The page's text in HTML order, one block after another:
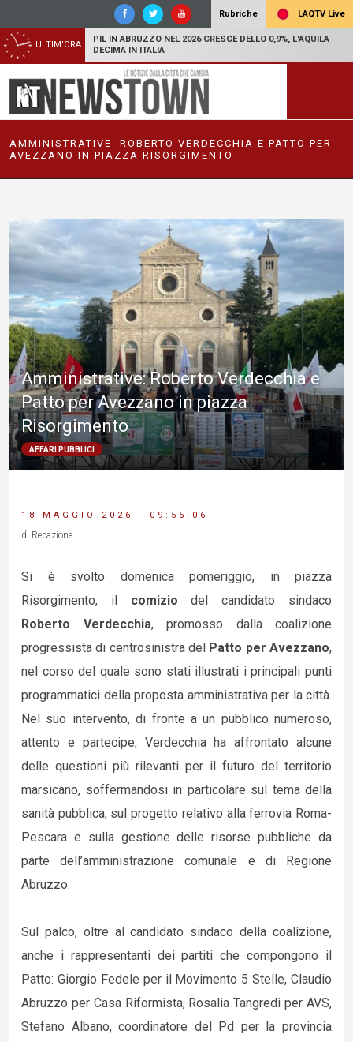
Rubriche LAQTV Live
ULTIM'ORA
PIL IN ABRUZZO NEL 2026 CRESCE DELLO 0,9%, L'AQUILA
DECIMA IN ITALIA
AMMINISTRATIVE: ROBERTO VERDECCHIA E PATTO PER
AVEZZANO IN PIAZZA RISORGIMENTO
Amministrative: Roberto Verdecchia e
Patto per Avezzano in piazza
Risorgimento
AFFARI PUBBLICI
18 MAGGIO 2026 - 09:55:06
di Redazione
Si è svolto domenica pomeriggio, in piazza
Risorgimento, il comiziodel candidato sindaco
Roberto Verdecchia, promosso dalla coalizione
progressista di centrosinistra del Patto per Avezzano,
nel corso del quale sono stati illustrati i principali punti
programmatici della proposta amministrativa per la città.
Nel suo intervento, di fronte a un pubblico numeroso,
attento e partecipe, Verdecchia ha affrontato alcune
delle questioni più rilevanti per il futuro del territorio
marsicano, soffermandosi in particolare sul tema della
sanità pubblica, sul progetto relativo alla ferrovia Roma-
Pescara e sulla gestione delle risorse pubbliche da
parte dell’amministrazione comunale e di Regione
Abruzzo.
Sul palco, oltre al candidato sindaco della coalizione,
anche i rappresentanti dei partiti che compongono il
Patto: Giorgio Fedele per il Movimento 5 Stelle, Claudio
Abruzzo per Casa Riformista, Rosalia Tangredi per AVS,
Stefano Albano, coordinatore del Pd per la provincia